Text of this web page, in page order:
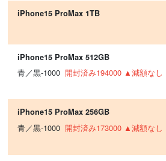
iPhone15 ProMax 1TB
iPhone15 ProMax 512GB
青／黒-1000 開封済み194000 ▲減額なし
iPhone15 ProMax 256GB
青／黒-1000 開封済み173000 ▲減額なし